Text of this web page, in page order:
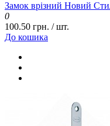
Замок врізний Новий
0
100.50 грн. / шт.
До кошика